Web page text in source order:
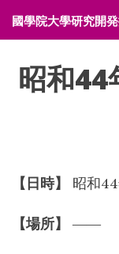
國學院大學研究開
昭和44
【日時】 昭和
【場所】 ――